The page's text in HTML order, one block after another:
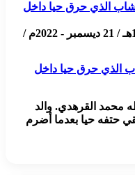
الأربعاء - 27 جمادى الأولى - 1444هـ / 21 ديسمبر - 2022م /
الذي حرق حيا داخل
القرهدي. والد
حتفه حيا بعدما أضرم